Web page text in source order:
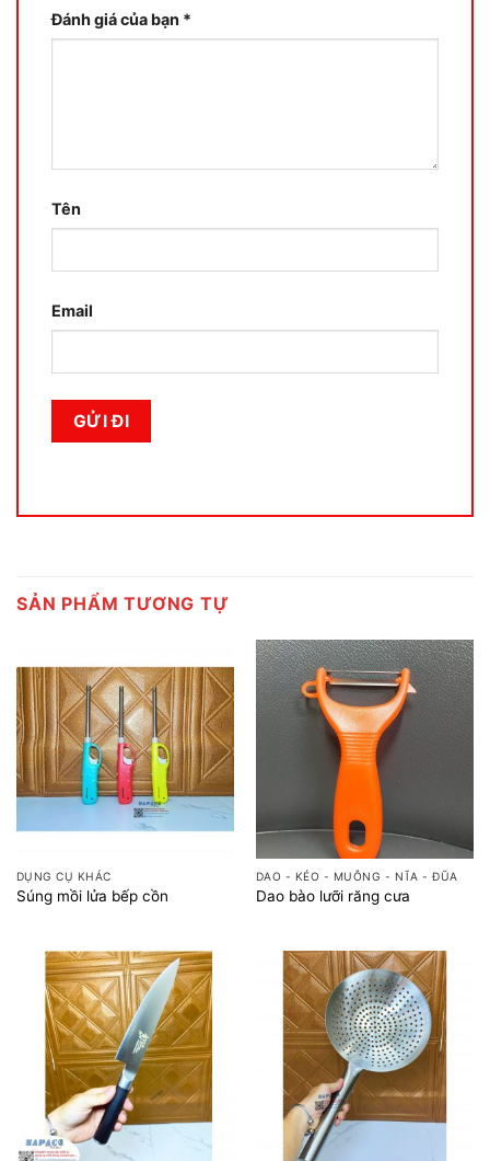
Đánh giá của bạn *
Tên
Email
SẢN PHẨM TƯƠNG TỰ
DỤNG CỤ KHÁC
Súng mồi lửa bếp cồn
DAO - KÉO - MUỖNG - NĨA - ĐŨA
Dao bào lưỡi răng cưa